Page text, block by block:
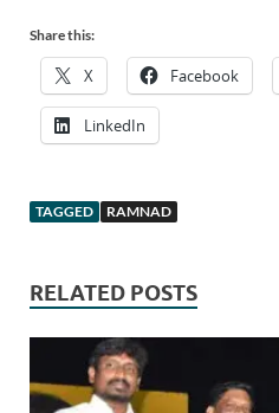
Share this:
X Facebook
LinkedIn
TAGGED RAMNAD
RELATED POSTS